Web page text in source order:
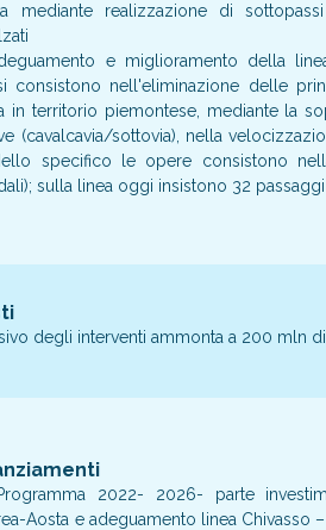
mediante realizzazione di
e miglioramento della
consistono nell'eliminazione delle
in territorio piemontese, mediante la
(cavalcavia/sottovia), nella
specifico le opere consistono
sulla linea oggi insistono 32
degli interventi ammonta a 200 mln di
2022- 2026- parte
Aosta e adeguamento linea